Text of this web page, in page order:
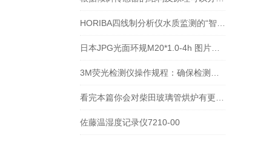
佐藤温湿度记录仪7210-00